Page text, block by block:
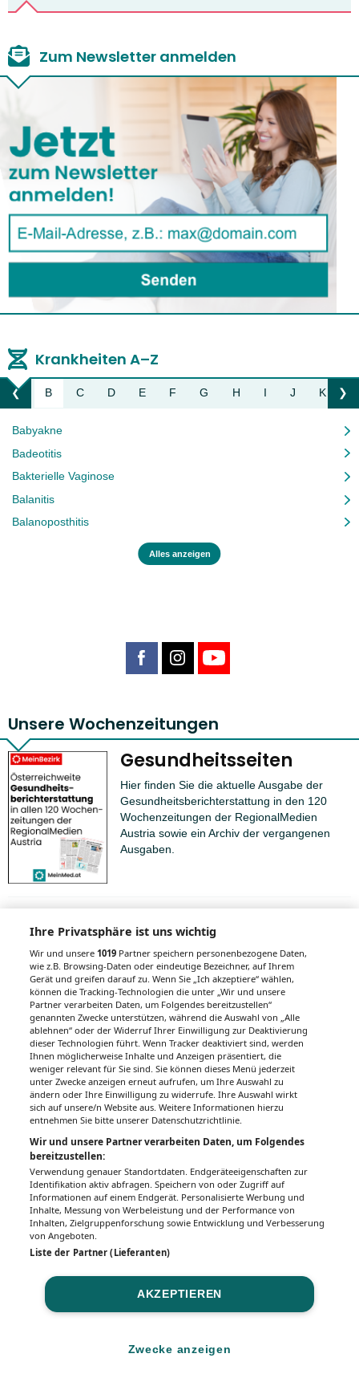
Zum Newsletter anmelden
Krankheiten A–Z
❮Liste nach links bewegen
A B C D E F G H I J K ❯
Babyakne
Badeotitis
Bakterielle Vaginose
Balanitis
Balanoposthitis
Alles anzeigen
Unsere Wochenzeitungen
Gesundheitsseiten
Hier finden Sie die aktuelle Ausgabe der
Gesundheitsberichterstattung in den 120
Wochenzeitungen der RegionalMedien
Austria sowie ein Archiv der vergangenen
Ausgaben.
Auch interessant
Frühjahrsmüdigkeit
Magazine
Blasenkrebs
Musiktherapie
Rückenschmerz quält auch Jüngere
Ihre Privatsphäre ist uns wichtig
Wir und unsere1019 Partner speichern personenbezogene Daten,
wie z.B. Browsing-Daten oder eindeutige Bezeichner, auf Ihrem
Gerät und greifen darauf zu. Wenn Sie „Ich akzeptiere“ wählen,
können die Tracking-Technologien die unter „Wir und unsere
Partner verarbeiten Daten, um Folgendes bereitzustellen“
genannten Zwecke unterstützen, während die Auswahl von „Alle
ablehnen“ oder der Widerruf Ihrer Einwilligung zur Deaktivierung
dieser Technologien führt. Wenn Tracker deaktiviert sind, werden
Ihnen möglicherweise Inhalte und Anzeigen präsentiert, die
weniger relevant für Sie sind. Sie können dieses Menü jederzeit
unter Zwecke anzeigen erneut aufrufen, um Ihre Auswahl zu
ändern oder Ihre Einwilligung zu widerrufe. Ihre Auswahl wirkt
sich auf unsere/n Website aus. Weitere Informationen hierzu
entnehmen Sie bitte unserer Datenschutzrichtlinie.
Wir und unsere Partner verarbeiten Daten, um Folgendes
bereitzustellen:
Verwendung genauer Standortdaten. Endgeräteeigenschaften zur
Identifikation aktiv abfragen. Speichern von oder Zugriff auf
Informationen auf einem Endgerät. Personalisierte Werbung und
Inhalte, Messung von Werbeleistung und der Performance von
Inhalten, Zielgruppenforschung sowie Entwicklung und Verbesserung
von Angeboten.
Liste der Partner (Lieferanten)
AKZEPTIEREN
Zwecke anzeigen